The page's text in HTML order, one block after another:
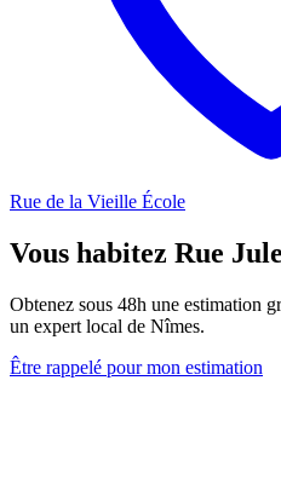
Rue de la Vieille École
Vous habitez Rue
Obtenez sous 48h une estimation
un expert local de Nîmes.
Être rappelé pour mon estimation